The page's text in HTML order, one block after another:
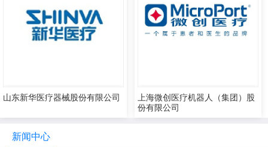
山东新华医疗器械股份有限公司
上海微创医疗机器人（集团）股
份有限公司
新闻中心